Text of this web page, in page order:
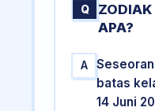
Q
APA?
A
batas
14 Juni